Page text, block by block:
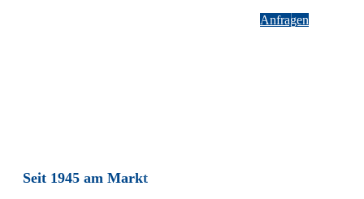
Anfragen
Seit 1945 am Markt